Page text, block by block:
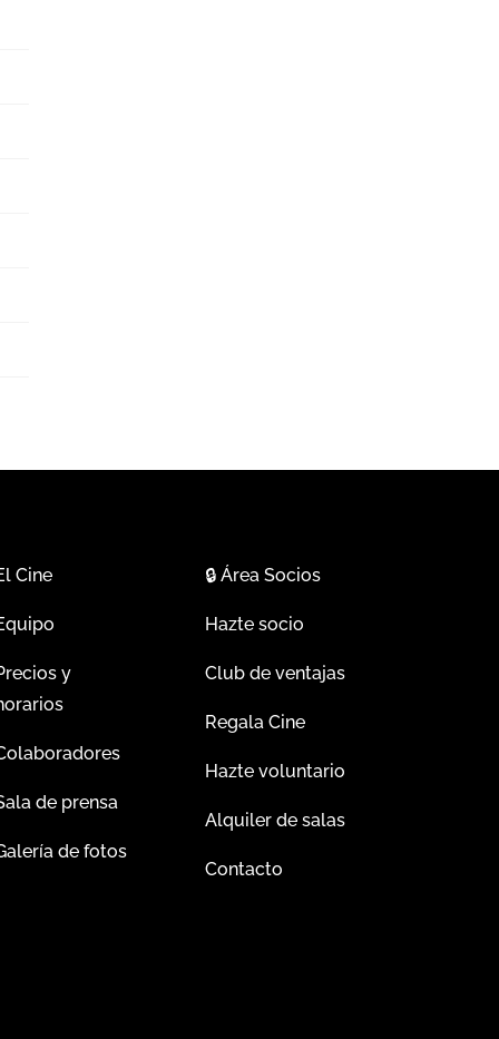
Cine
y
de prensa
de fotos
🔒Área Socios
Hazte socio
Club de ventajas
Regala Cine
Hazte voluntario
Alquiler de salas
Contacto